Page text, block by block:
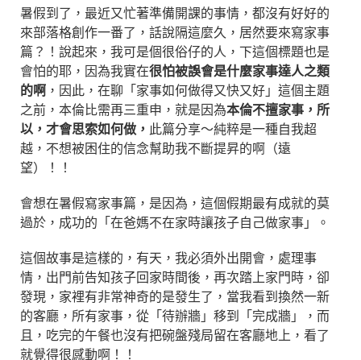
暑假到了，最近又忙著準備開課的事情，都沒有好好的
來部落格創作一番了，話說隔這麼久，居然要來寫家事
篇？！說起來，我可是個很俗仔的人，下這個標題也是
會怕的耶，因為我實在很怕被誤會是什麼家事達人之類
的啊 ，因此，在聊「家事如何做得又快又好」這個主題
之前，本倫比需再三重申，就是因為本倫不擅家事，所
以，才會思索如何做， 此篇分享～純粹是一種自我超
越，不想被困住的信念幫助我不斷提昇的啊（遠
望）！！
會想在暑假寫家事篇，是因為，這個假期最有成就的莫
過於，成功的「在爸媽不在家時讓孩子自己做家事」。
這個故事是這樣的，有天，我必須外出開會，處理事
情，出門前告知孩子回家時間後，再次踏上家門時，卻
發現，家裡有非常神奇的是發生了，當我看到換然一新
的客廳，所有家事，從「待辦牆」移到「完成牆」，而
且，吃完的午餐也沒有把碗盤殘局留在客廳地上，看了
就覺得很感動啊！！